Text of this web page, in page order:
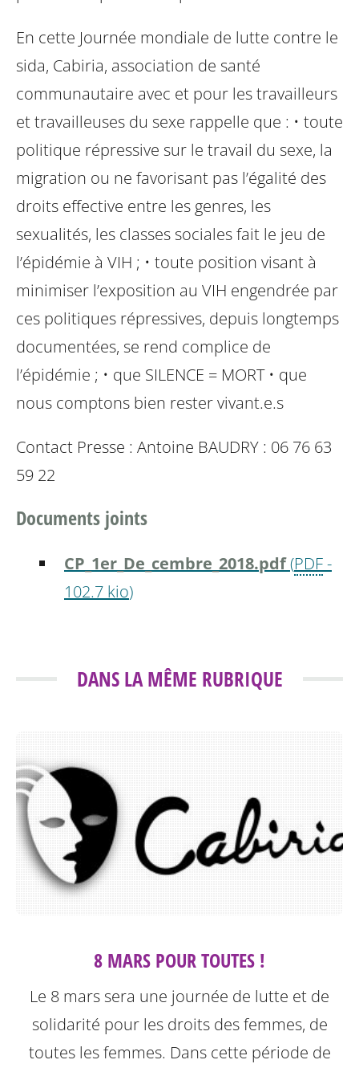
En cette Journée mondiale de lutte contre le
sida, Cabiria, association de santé
communautaire avec et pour les travailleurs
et travailleuses du sexe rappelle que : • toute
politique répressive sur le travail du sexe, la
migration ou ne favorisant pas l’égalité des
droits effective entre les genres, les
sexualités, les classes sociales fait le jeu de
l’épidémie à VIH ; • toute position visant à
minimiser l’exposition au VIH engendrée par
ces politiques répressives, depuis longtemps
documentées, se rend complice de
l’épidémie ; • que SILENCE = MORT • que
nous comptons bien rester vivant.e.s
Contact Presse : Antoine BAUDRY : 06 76 63
59 22
Documents joints
CP_1er_De_cembre_2018.pdf(PDF-
102.7 kio)
DANS LA MÊME RUBRIQUE
8 MARS POUR TOUTES !
Le 8 mars sera une journée de lutte et de
solidarité pour les droits des femmes, de
toutes les femmes. Dans cette période de